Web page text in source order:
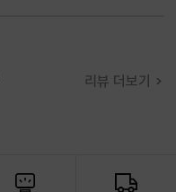
리뷰 더보기 >